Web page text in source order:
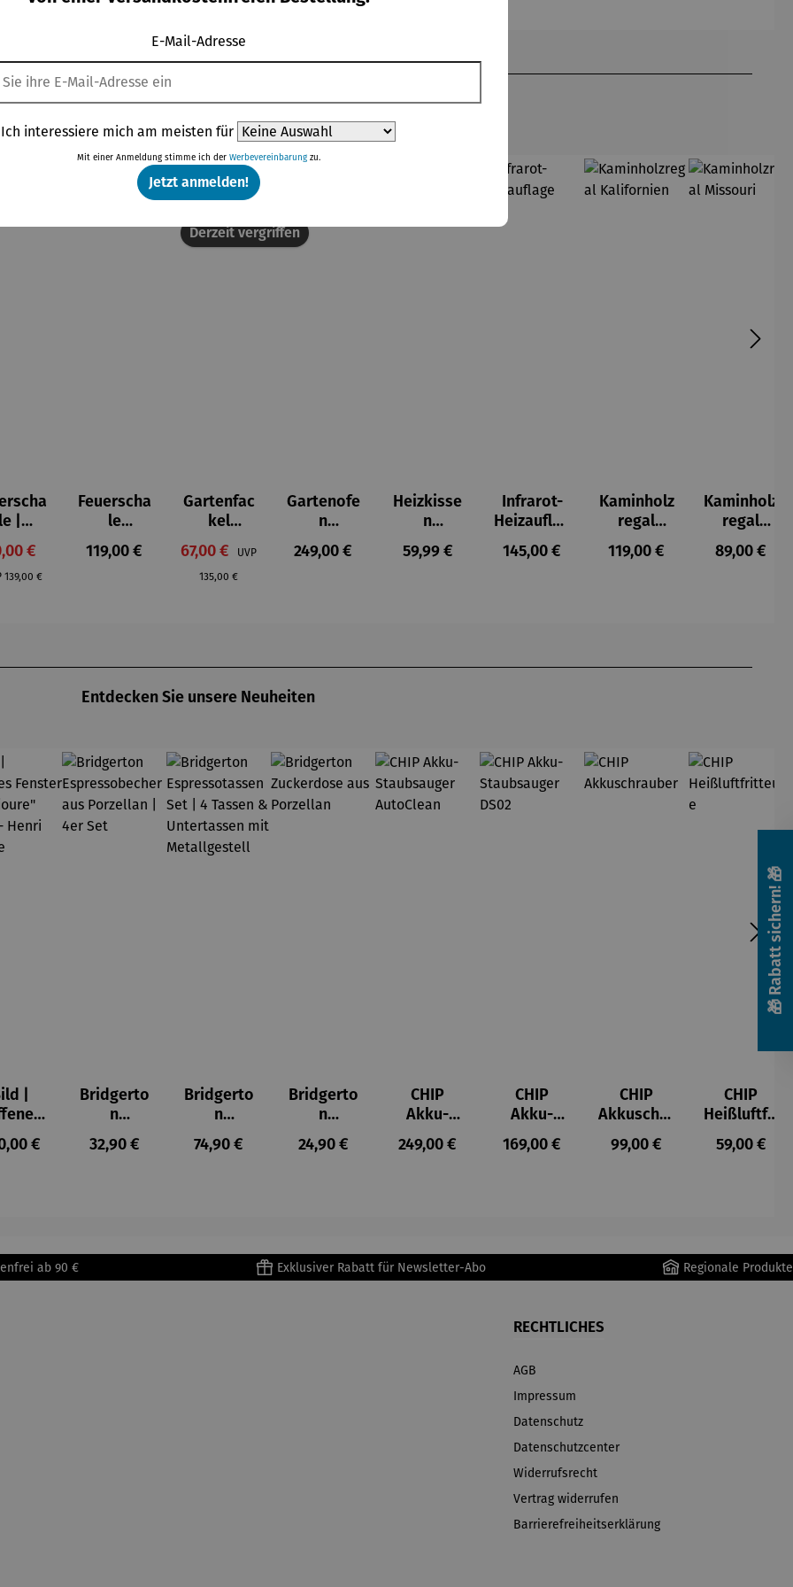
Topseller aus der Kategorie Wärme
le |
on €
Regulärer Preis:
139,00 €
Feuerscha
le
Maryland
Regulärer Preis:
119,00 €
Derzeit vergriffen
50% gespart
Gartenfac
kel
ORCHOS
breit
Verkaufspreis:
67,00 €
UVP
Regulärer Preis:
135,00 €
Gartenofe
n
Delaware
Regulärer Preis:
249,00 €
Heizkisse
n
Rückenab
deckung
Regulärer Preis:
59,99 €
Infrarot-
Heizauflag
e
Regulärer Preis:
145,00 €
Kaminholz
regal
Kalifornie
n
Regulärer Preis:
119,00 €
Kaminholz
regal
Missouri
Regulärer
89,00 €
Entdecken Sie unsere Neuheiten
|
in
Preis:
€
Bridgerto
n
Espresso
becher
Regulärer Preis:
32,90 €
Bridgerto
n
Espressot
assen Set
Metallges
Regulärer Preis:
74,90 €
Bridgerto
n
Zuckerdo
se aus
Regulärer Preis:
24,90 €
CHIP
Akku-
Staubsau
ger
Regulärer Preis:
249,00 €
CHIP
Akku-
Staubsau
ger DS02
Regulärer Preis:
169,00 €
CHIP
Akkuschra
uber
Regulärer Preis:
99,00 €
CHIP
Heißluftfri
tteuse
Regulärer
59,00 €
ab 90 € Exklusiver Rabatt für Newsletter-Abo Regionale Produkte
RECHTLICHES
AGB
Impressum
Datenschutz
Datenschutzcenter
Widerrufsrecht
Vertrag widerrufen
Barrierefreiheitserklärung
🎁 Rabatt sichern! 🎁
E-Mail-Adresse
Ich interessiere mich am meisten für
Mit einer Anmeldung stimme ich der Werbevereinbarungzu.
Jetzt anmelden!